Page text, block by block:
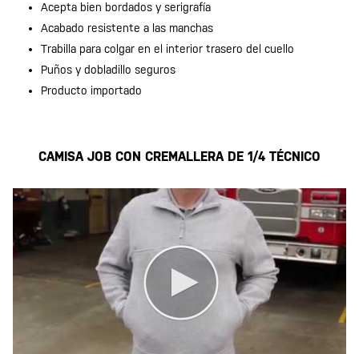
Acepta bien bordados y serigrafía
Acabado resistente a las manchas
Trabilla para colgar en el interior trasero del cuello
Puños y dobladillo seguros
Producto importado
CAMISA JOB CON CREMALLERA DE 1/4 TÉCNICO